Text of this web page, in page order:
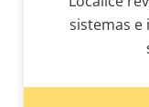
sistemas